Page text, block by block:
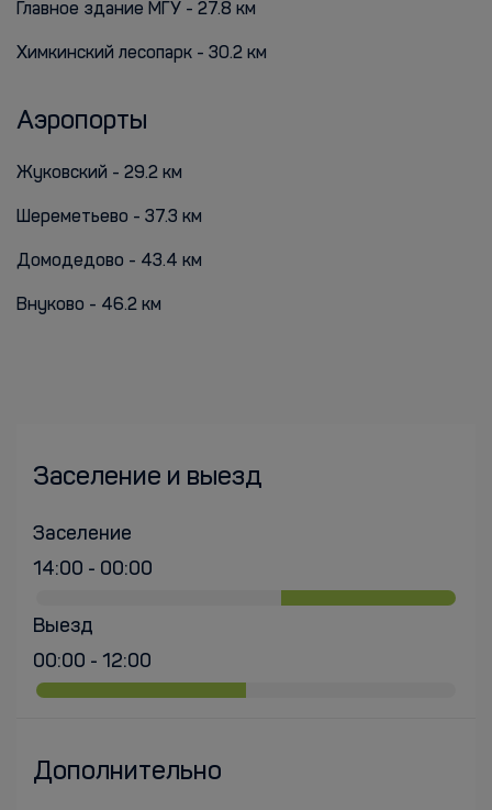
Главное здание МГУ - 27.8 км
Химкинский лесопарк - 30.2 км
Аэропорты
Жуковский - 29.2 км
Шереметьево - 37.3 км
Домодедово - 43.4 км
Внуково - 46.2 км
Заселение и выезд
Заселение
14:00 - 00:00
Выезд
00:00 - 12:00
Дополнительно